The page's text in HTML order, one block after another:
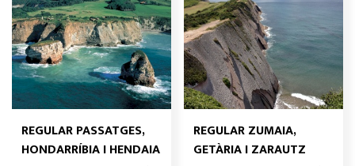
REGULAR PASSATGES,
HONDARRÍBIA I HENDAIA
REGULAR ZUMAIA,
GETÀRIA I ZARAUTZ